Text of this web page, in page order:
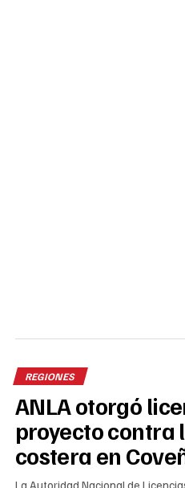
REGIONES
ANLA otorgó
proyecto contra
costera en
La Autoridad Nacional de